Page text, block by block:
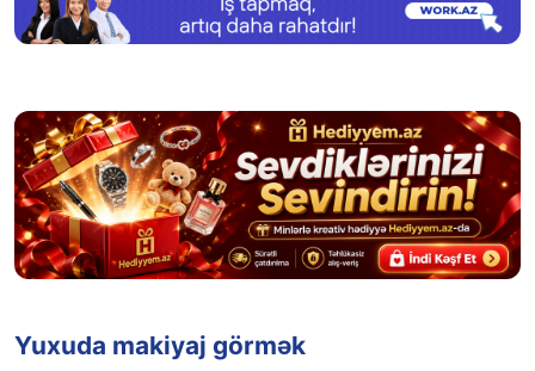
Yuxuda makiyajı silmək
Yuxuda makiyajı bəyənməmək
Yuxuda makiyaj güzgüsü görmək
Yuxuda makiyaj almaq
Yuxuda makiyaj edən birini görmək
Yuxuda makiyaj görmək